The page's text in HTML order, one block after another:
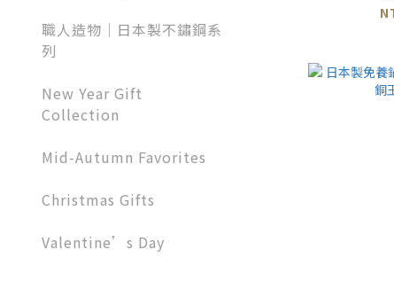
職人造物｜日本製不鏽鋼系
列
New Year Gift
Collection
Mid-Autumn Favorites
Christmas Gifts
Valentine’s Day